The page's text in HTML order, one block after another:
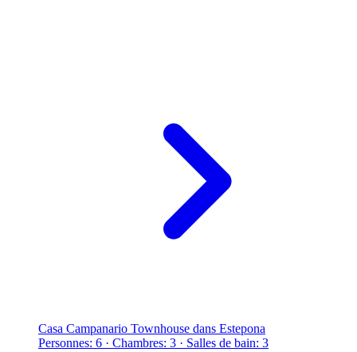
Casa Campanario Townhouse dans Estepona
Personnes: 6 · Chambres: 3 · Salles de bain: 3